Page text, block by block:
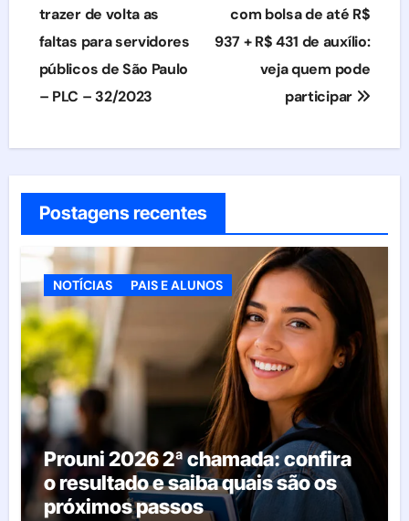
Post
trazer de volta as
faltas para servidores
públicos de São Paulo
– PLC – 32/2023
com bolsa de até R$
937 + R$ 431 de auxílio:
veja quem pode
participar
Postagens recentes
NOTÍCIAS PAIS E ALUNOS
Prouni 2026 2ª chamada: confira
o resultado e saiba quais são os
próximos passos